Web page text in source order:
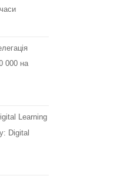
000 на
Learning
Digital